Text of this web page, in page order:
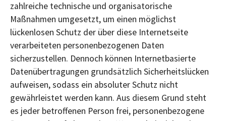
zahlreiche technische und organisatorische
Maßnahmen umgesetzt, um einen möglichst
lückenlosen Schutz der über diese Internetseite
verarbeiteten personenbezogenen Daten
sicherzustellen. Dennoch können Internetbasierte
Datenübertragungen grundsätzlich Sicherheitslücken
aufweisen, sodass ein absoluter Schutz nicht
gewährleistet werden kann. Aus diesem Grund steht
es jeder betroffenen Person frei, personenbezogene